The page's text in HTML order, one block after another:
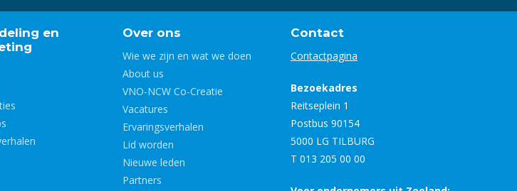
en
Over ons
Wie we zijn en wat we doen
About us
VNO-NCW Co-Creatie
Vacatures
Ervaringsverhalen
Lid worden
Nieuwe leden
Partners
Contact
Contactpagina
Bezoekadres
Reitseplein 1
Postbus 90154
5000 LG TILBURG
T 013 205 00 00